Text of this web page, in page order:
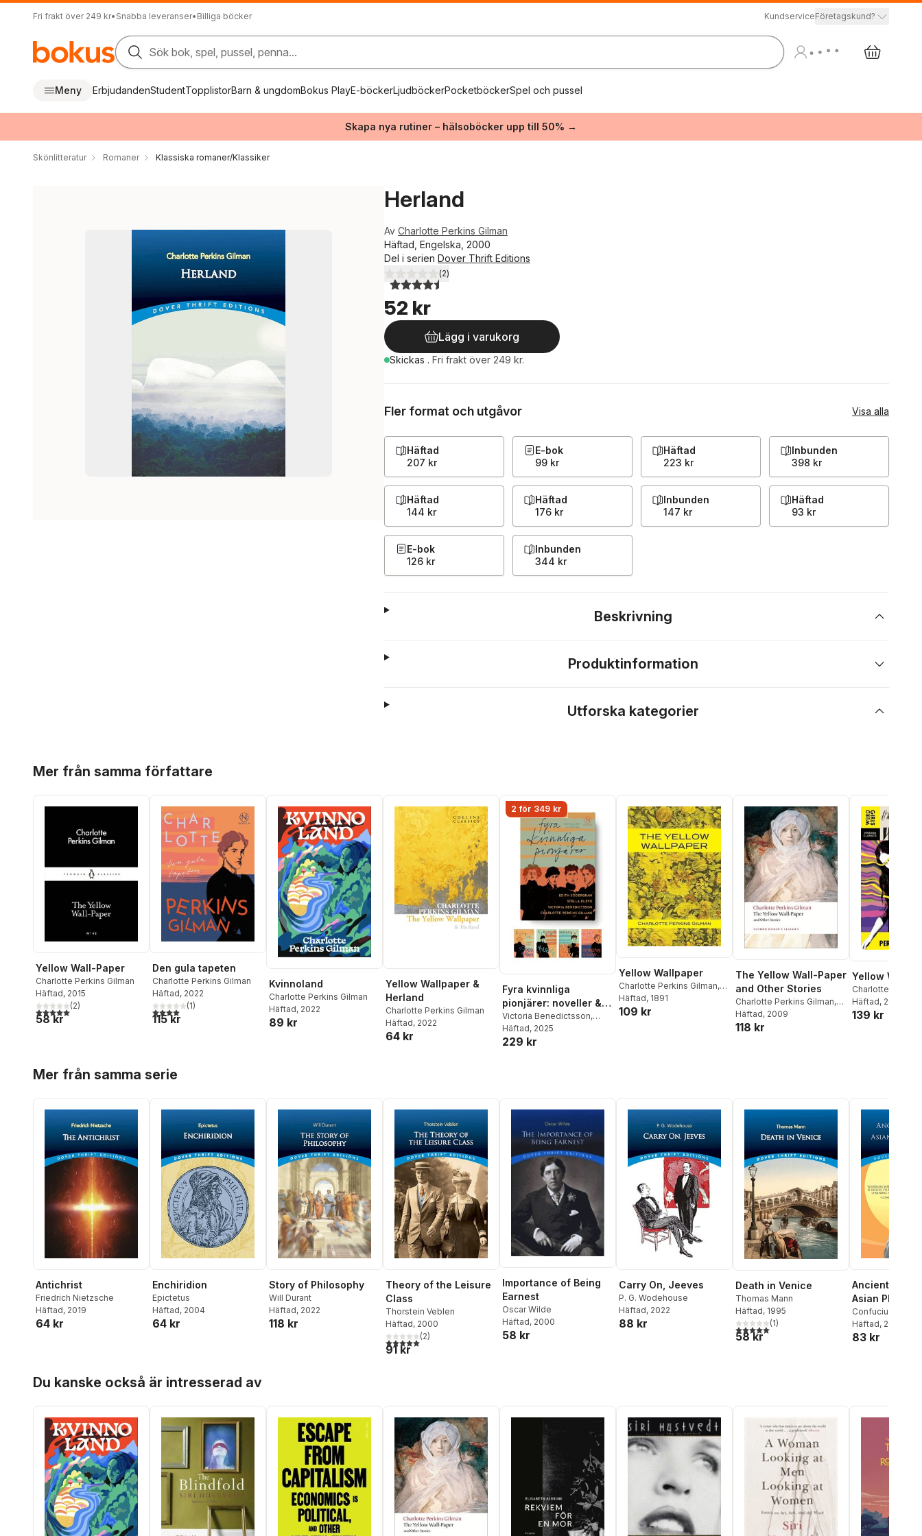
Fri frakt över 249 kr• Snabba leveranser• Billiga böcker KundserviceFöretagskund?
Sök bok, spel, pussel, penna...
Meny ErbjudandenStudentTopplistorBarn & ungdomBokus PlayE-böckerLjudböckerPocketböckerSpel och pussel
Skapa nya rutiner – hälsoböcker upp till 50% →
Skönlitteratur Romaner Klassiska romaner/Klassiker
Herland
Av Charlotte Perkins Gilman
Häftad, Engelska, 2000
Del i serien Dover Thrift Editions
4,5utav 5 stjärnor. Totalt antal röster:
(2)
52 kr
Lägg i varukorg
Skickas . Fri frakt över 249 kr.
Fler format och utgåvor Visa alla
Häftad
207 kr
E-bok
99 kr
Häftad
223 kr
Inbunden
398 kr
Häftad
144 kr
Häftad
176 kr
Inbunden
147 kr
Häftad
93 kr
E-bok
126 kr
Inbunden
344 kr
Beskrivning
Produktinformation
Utforska kategorier
Mer från samma författare
Yellow Wall-Paper
Charlotte Perkins Gilman
Häftad, 2015
5,0utav 5 stjärnor. Totalt antal röster:
(2)
58 kr
Den gula tapeten
Charlotte Perkins Gilman
Häftad, 2022
4,0utav 5 stjärnor. Totalt antal röster:
(1)
115 kr
Kvinnoland
Charlotte Perkins Gilman
Häftad, 2022
89 kr
Yellow Wallpaper &
Herland
Charlotte Perkins Gilman
Häftad, 2022
64 kr
2 för 349 kr
Fyra kvinnliga
pionjärer: noveller &
dikter
Victoria Benedictsson,
Stella Kleve,
Perkins Gilman
Häftad, 2025
229 kr
Yellow Wallpaper
Charlotte Perkins Gilman,
Tony Darnell
Häftad, 1891
109 kr
The Yellow Wall-Paper
and Other Stories
Charlotte Perkins Gilman,
Robert Shulman
Häftad, 2009
118 kr
Yellow Wall-
Charlotte
Häftad, 2025
139 kr
Mer från samma serie
Antichrist
Friedrich Nietzsche
Häftad, 2019
64 kr
Enchiridion
Epictetus
Häftad, 2004
64 kr
Story of Philosophy
Will Durant
Häftad, 2022
118 kr
Theory of the Leisure
Class
Thorstein Veblen
Häftad, 2000
5,0utav 5 stjärnor. Totalt antal röster:
(2)
91 kr
Importance of Being
Earnest
Oscar Wilde
Häftad, 2000
58 kr
Carry On, Jeeves
P. G. Wodehouse
Häftad, 2022
88 kr
Death in Venice
Thomas Mann
Häftad, 1995
5,0utav 5 stjärnor. Totalt antal röster:
(1)
58 kr
Ancient
Asian
Confucius
Tzu,Asvaghosa
Häftad, 2026
83 kr
Du kanske också är intresserad av